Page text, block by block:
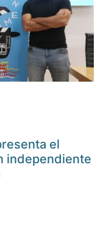
el
independiente